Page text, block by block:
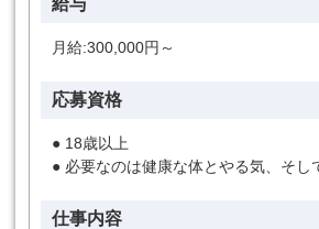
給与
月給:300,000円～
応募資格
● 18歳以上
● 必要なのは健康な体とやる気、そし
仕事内容